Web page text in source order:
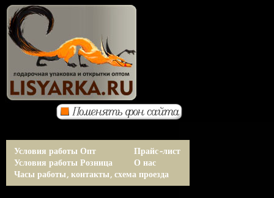
Условия работы Опт
Условия работы Розница
Прайс-лист
О нас
Часы работы, контакты, схема проезда